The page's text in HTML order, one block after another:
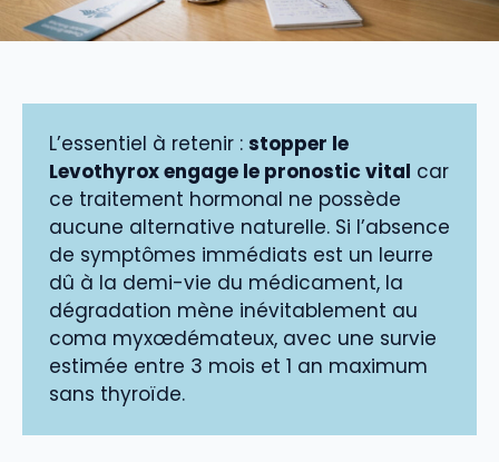
L’essentiel à retenir : stopper le
Levothyrox engage le pronostic vital car
ce traitement hormonal ne possède
aucune alternative naturelle. Si l’absence
de symptômes immédiats est un leurre
dû à la demi-vie du médicament, la
dégradation mène inévitablement au
coma myxœdémateux, avec une survie
estimée entre 3 mois et 1 an maximum
sans thyroïde.